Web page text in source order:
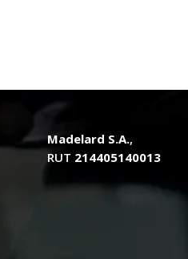
Madelard S.A.,
RUT 214405140013